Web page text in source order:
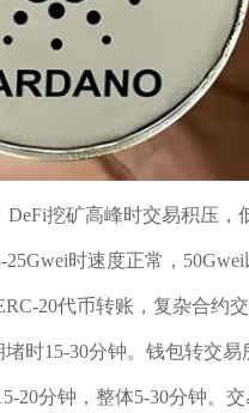
挖矿高峰时交易积压，
时速度正常，
20代币转账，复杂合约交
时15-30分钟。钱包转交
20分钟，整体5-30分钟。